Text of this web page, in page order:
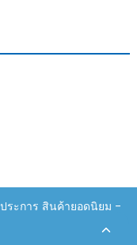
ะการ สินค้ายอดนิยม -